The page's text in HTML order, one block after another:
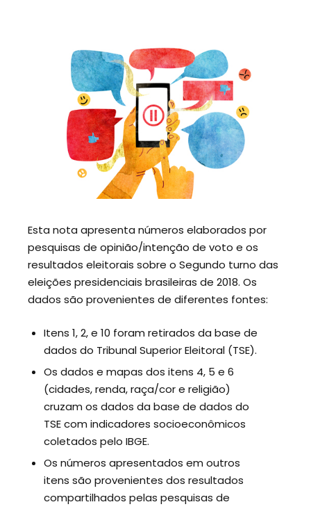
Esta nota apresenta números elaborados por
pesquisas de opinião/intenção de voto e os
resultados eleitorais sobre o Segundo turno das
eleições presidenciais brasileiras de 2018. Os
dados são provenientes de diferentes fontes:
Itens 1, 2, e 10 foram retirados da base de
dados do Tribunal Superior Eleitoral (TSE).
Os dados e mapas dos itens 4, 5 e 6
(cidades, renda, raça/cor e religião)
cruzam os dados da base de dados do
TSE com indicadores socioeconômicos
coletados pelo IBGE.
Os números apresentados em outros
itens são provenientes dos resultados
compartilhados pelas pesquisas de